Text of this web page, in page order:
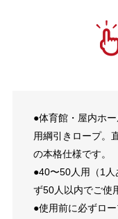
●体育館・屋内ホ
用綱引きロープ。
の本格仕様です。
●40〜50人用（1
ず50人以内でご使
●使用前に必ずロ